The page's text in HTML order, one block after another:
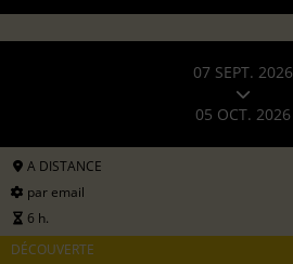
07 SEPT. 2026
05 OCT. 2026
A DISTANCE
par email
6 h.
DÉCOUVERTE